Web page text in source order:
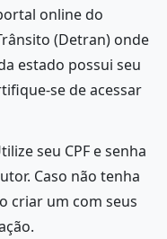
online do
(Detran) onde
estado possui seu
se de acessar
seu CPF e senha
Caso não tenha
criar um com seus